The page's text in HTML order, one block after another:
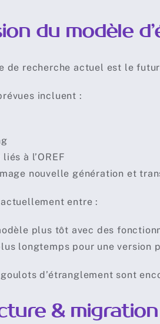
du modèle
de recherche actuel est le
incluent :
à l’OREF
nouvelle génération et
actuellement entre :
plus tôt avec des
longtemps pour une version
d’étranglement sont
&